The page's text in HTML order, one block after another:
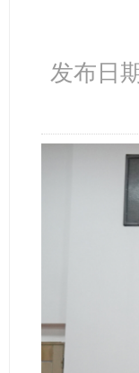
发布日